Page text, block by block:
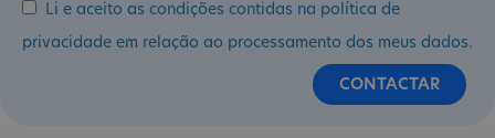
Li e aceito as condições contidas na política de
privacidade em relação ao processamento dos meus dados.